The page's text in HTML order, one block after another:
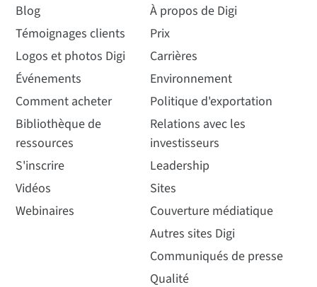
Blog
Témoignages clients
Logos et photos Digi
Événements
Comment acheter
Bibliothèque de
ressources
S'inscrire
Vidéos
Webinaires
À propos de Digi
Prix
Carrières
Environnement
Politique d'exportation
Relations avec les
investisseurs
Leadership
Sites
Couverture médiatique
Autres sites Digi
Communiqués de presse
Qualité